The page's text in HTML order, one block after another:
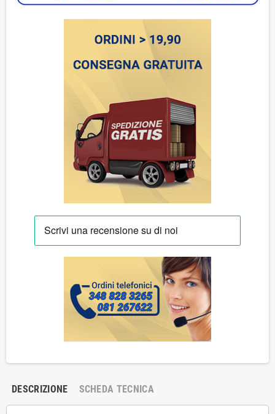
DESCRIZIONE SCHEDA TECNICA